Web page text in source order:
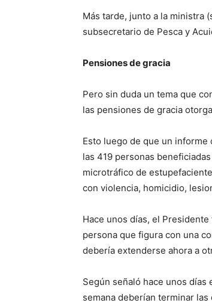
Más tarde, junto a la ministra
subsecretario de Pesca y
Pensiones de gracia
Pero sin duda un tema que
las pensiones de gracia
Esto luego de que un informe
las 419 personas
microtráfico de
con violencia, homicidio,
Hace unos días, el
persona que figura con una
debería extenderse ahora a
Según señaló hace unos días
semana deberían terminar